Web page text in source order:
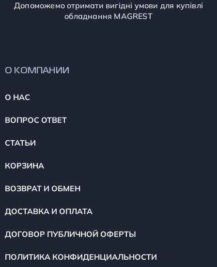
Допоможемо отримати вигідні умови для купівлі
обладнання MAGREST
О КОМПАНИИ
О НАС
ВОПРОС ОТВЕТ
СТАТЬИ
КОРЗИНА
ВОЗВРАТ И ОБМЕН
ДОСТАВКА И ОПЛАТА
ДОГОВОР ПУБЛИЧНОЙ ОФЕРТЫ
ПОЛИТИКА КОНФИДЕНЦИАЛЬНОСТИ